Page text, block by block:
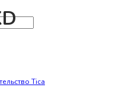
Tica